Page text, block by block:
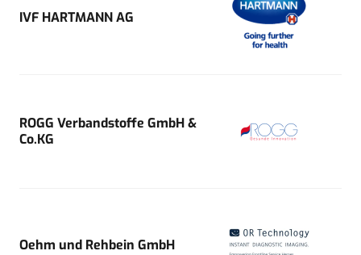
IVF HARTMANN AG
ROGG Verbandstoffe GmbH &
Co.KG
Oehm und Rehbein GmbH